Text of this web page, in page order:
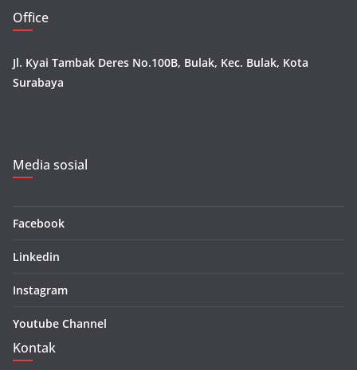
Office
Jl. Kyai Tambak Deres No.100B, Bulak, Kec. Bulak, Kota
Surabaya
Media sosial
Facebook
Linkedin
Instagram
Youtube Channel
Kontak